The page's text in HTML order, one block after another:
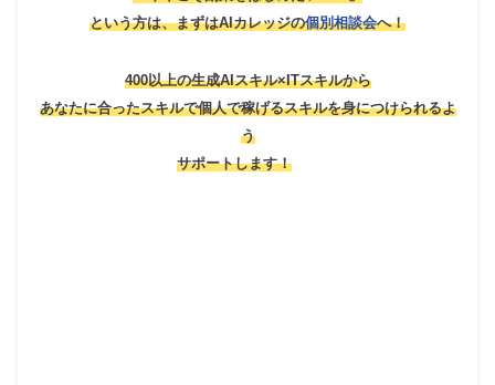
という方は、まずはAIカレッジの個別相談会へ！
400以上の生成AIスキル×ITスキルから
あなたに合ったスキルで個人で稼げるスキルを身につけられるよ
う
サポートします！